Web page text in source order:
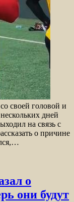
своей головой и
дней
на связь с
о причине
о
они будут